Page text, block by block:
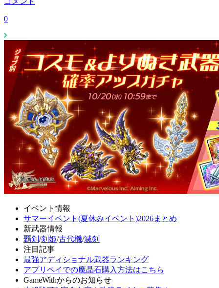
0
イベント情報
サマーイベント(夏休みイベント)2026まとめ
新武器情報
覇剣 /剣姫/古代機/滅剣
注目記事
最強アディショナル武器ランキング
アプリペイでの魔晶石購入方法はこちら
GameWithからのお知らせ